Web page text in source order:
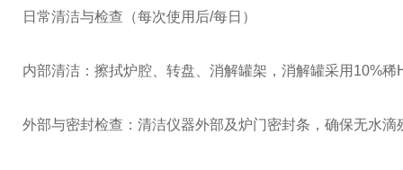
日常清洁与检查（每次使用后/每日）
内部清洁：擦拭炉腔、转盘、消解罐架，消解罐采用10%
外部与密封检查：清洁仪器外部及炉门密封条，确保无水